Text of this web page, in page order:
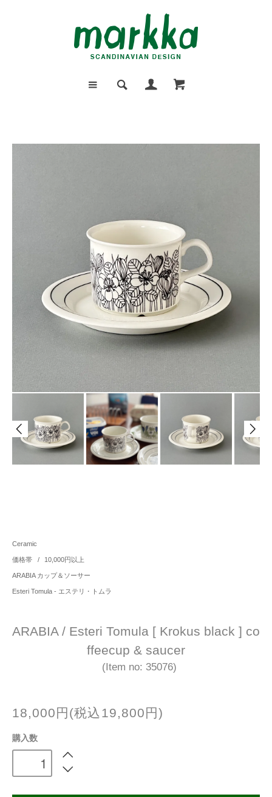
Ceramic
価格帯 / 10,000円以上
ARABIA カップ＆ソーサー
Esteri Tomula - エステリ・トムラ
ARABIA / Esteri Tomula [ Krokus black ] co
ffeecup & saucer
(Item no: 35076)
18,000円(税込19,800円)
購入数